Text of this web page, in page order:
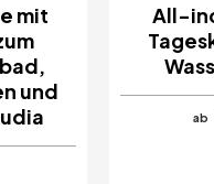
mit
und
All-
ab